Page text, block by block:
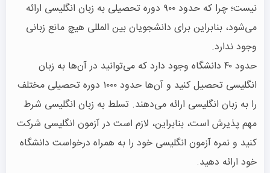
نیست؛ چرا که حدود ۹۰۰ دوره تحصیلی به زبان انگلیسی ارائه
می‌شود، بنابراین برای دانشجویان بین المللی هیچ مانع زبانی
وجود ندارد.
حدود ۴۰ دانشگاه وجود دارد که می‌توانید در آن‌ها به زبان
انگلیسی تحصیل کنید و آن‌ها حدود ۱۰۰۰ دوره تحصیلی مختلف
را به زبان انگلیسی ارائه می‌دهند. تسلط به زبان انگلیسی شرط
مهم پذیرش است، بنابراین، لازم است در آزمون انگلیسی شرکت
کنید و نمره آزمون انگلیسی خود را به همراه درخواست دانشگاه
خود ارائه دهید.